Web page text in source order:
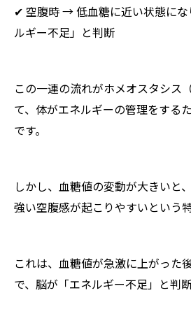
✔ 空腹時 → 低血糖に近い状態にな
ルギー不足」と判断
この一連の流れがホメオスタシス
て、体がエネルギーの管理をする
です。
しかし、血糖値の変動が大きいと
強い空腹感が起こりやすいという
これは、血糖値が急激に上がった
で、脳が「エネルギー不足」と判